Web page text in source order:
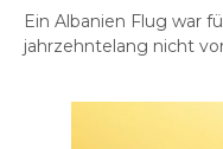
Ein Albanien Flug war
jahrzehntelang nicht